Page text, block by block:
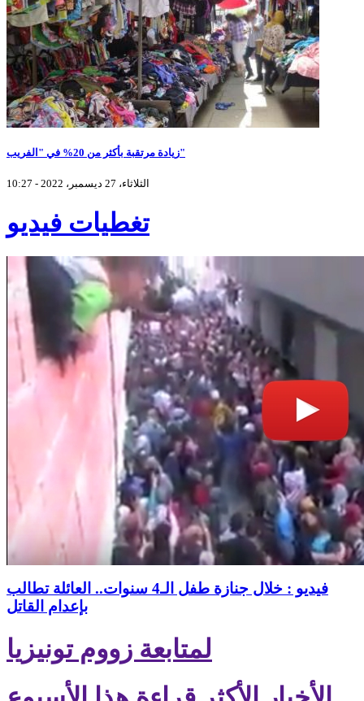
زيادة مرتقبة بأكثر من 20% في "الفريب"
الثلاثاء، 27 ديسمبر، 2022 - 10:27
تغطيات فيديو
فيديو : خلال جنازة طفل الـ4 سنوات.. العائلة تطالب
بإعدام القاتل
لمتابعة زووم تونيزيا